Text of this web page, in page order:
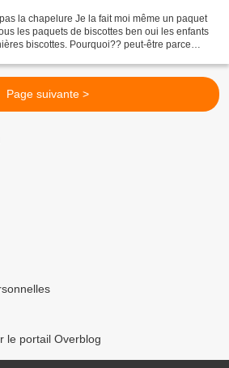
la chapelure Je la fait moi même un paquet
les paquets de biscottes ben oui les enfants
biscottes. Pourquoi?? peut-être parce
Page suivante >
le portail Overblog